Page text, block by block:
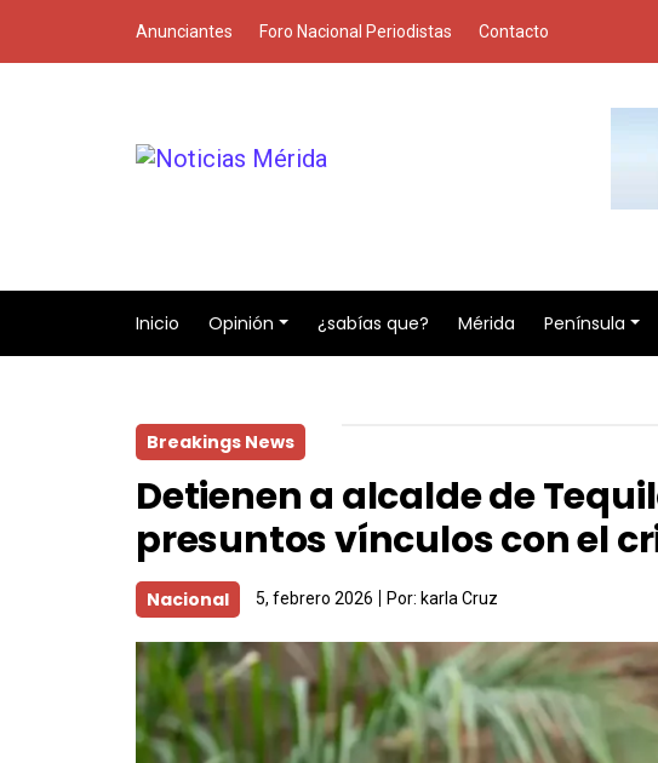
Anunciantes Foro Nacional Periodistas Contacto
Inicio Opinión ¿sabías que? Mérida Península
Breakings News
Detienen a alcalde de
presuntos vínculos con el
Nacional 5, febrero 2026 Por: karla Cruz